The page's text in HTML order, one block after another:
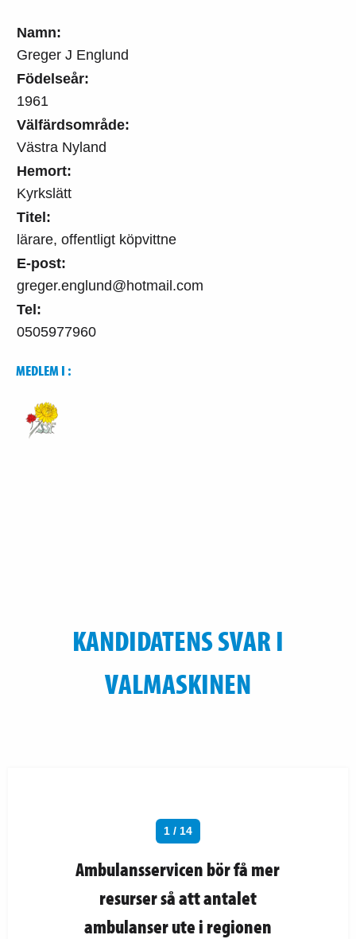
Namn:
Greger J Englund
Födelseår:
1961
Välfärdsområde:
Västra Nyland
Hemort:
Kyrkslätt
Titel:
lärare, offentligt köpvittne
E-post:
greger.englund@hotmail.com
Tel:
0505977960
MEDLEM I :
KANDIDATENS SVAR I
VALMASKINEN
1 / 14
Ambulansservicen bör få mer
resurser så att antalet
ambulanser ute i regionen